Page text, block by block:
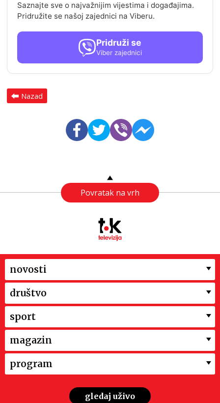
Saznajte sve o najvažnijim vijestima i događajima.
Pridružite se našoj zajednici na Viberu.
Pridruži se
Viber zajednici
Nazad
Povratak na vrh
novosti
društvo
sport
magazin
program
gledaj uživo